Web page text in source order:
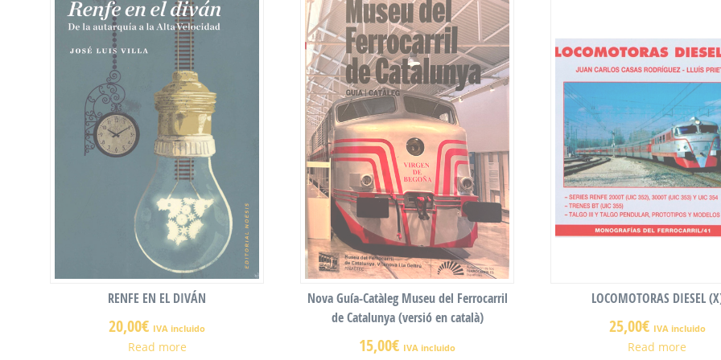
RENFE EN EL DIVÁN
20,00€ IVA incluido
Read more
Nova Guía-Catàleg Museu del Ferrocarril
de Catalunya (versió en català)
15,00€ IVA incluido
LOCOMOTORAS DIESEL
25,00€ IVA incluido
Read more